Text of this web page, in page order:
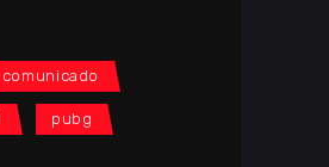
comunicado
pubg